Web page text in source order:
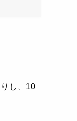
し、10